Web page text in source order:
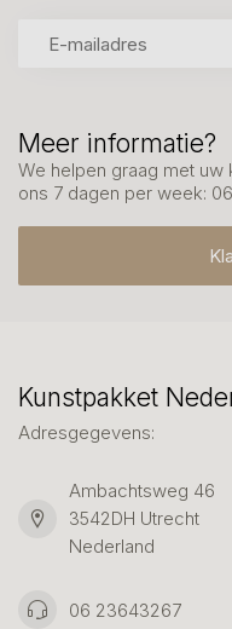
Meer informatie?
We helpen graag met
ons 7 dagen per week:
Kunstpakket
Adresgegevens:
Ambachtsweg 46
3542DH Utrecht
Nederland
06 23643267